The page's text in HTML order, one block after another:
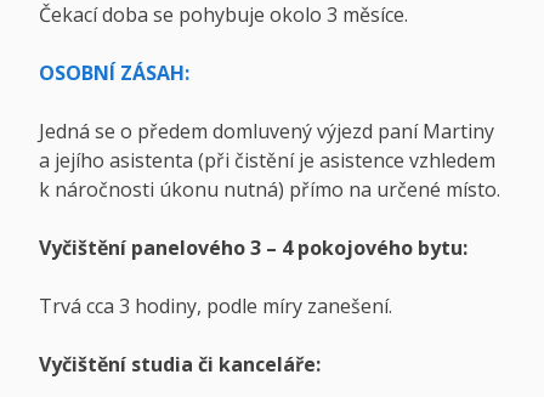
Čekací doba se pohybuje okolo 3 měsíce.
OSOBNÍ ZÁSAH:
Jedná se o předem domluvený výjezd paní Martiny
a jejího asistenta (při čistění je asistence vzhledem
k náročnosti úkonu nutná) přímo na určené místo.
Vyčištění panelového 3 – 4 pokojového bytu:
Trvá cca 3 hodiny, podle míry zanešení.
Vyčištění studia či kanceláře: